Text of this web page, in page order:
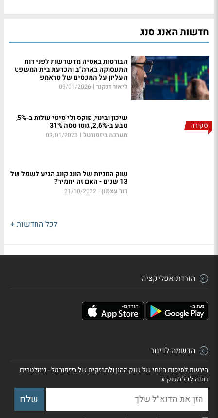
חדשות האנג סנג
הבורסות באסיה מדשדשות לפני דוח
התעסוקה בארה"ב והכרעת בית המשפט
העליון על המכסים של טראמפ
ליאור דנקנר |
09/01/2026
סקירה
שיכון ובינוי, פוקס וג'י סיטי עולות ב-5%,
טבע ב-2.6%, גוטו טסה 31%
מערכת ביזפורטל |
03/01/2023
שוק המניות של הונג קונג הגיע לשפל של
13 שנים - האם זה יחמיר?
דור עצמון |
21/10/2022
לכל החדשות +
הורדת אפליקציה
הרשמה לדיוור
הירשם לסיכום היומי של שוק ההון ולמבזקים של ביזפורטל - ניוזלטרים
חובה לכל משקיע